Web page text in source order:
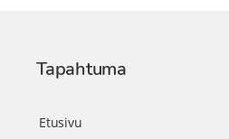
Tapahtuma
Etusivu